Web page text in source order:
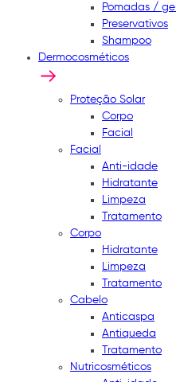
Pomadas / gel
Preservativos
Shampoo
Dermocosméticos
Proteção Solar
Corpo
Facial
Facial
Anti-idade
Hidratante
Limpeza
Tratamento
Corpo
Hidratante
Limpeza
Tratamento
Cabelo
Anticaspa
Antiqueda
Tratamento
Nutricosméticos